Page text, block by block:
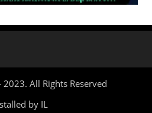
All Rights Reserved
by IL